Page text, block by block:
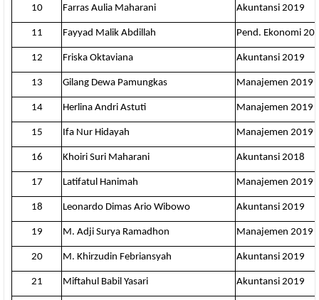
10 Farras Aulia Maharani Akuntansi 2019
11 Fayyad Malik Abdillah Pend. Ekonomi
12 Friska Oktaviana Akuntansi 2019
13 Gilang Dewa Pamungkas Manajemen 2019
14 Herlina Andri Astuti Manajemen 2019
15 Ifa Nur Hidayah Manajemen 2019
16 Khoiri Suri Maharani Akuntansi 2018
17 Latifatul Hanimah Manajemen 2019
18 Leonardo Dimas Ario Wibowo Akuntansi 2019
19 M. Adji Surya Ramadhon Manajemen 2019
20 M. Khirzudin Febriansyah Akuntansi 2019
21 Miftahul Babil Yasari Akuntansi 2019